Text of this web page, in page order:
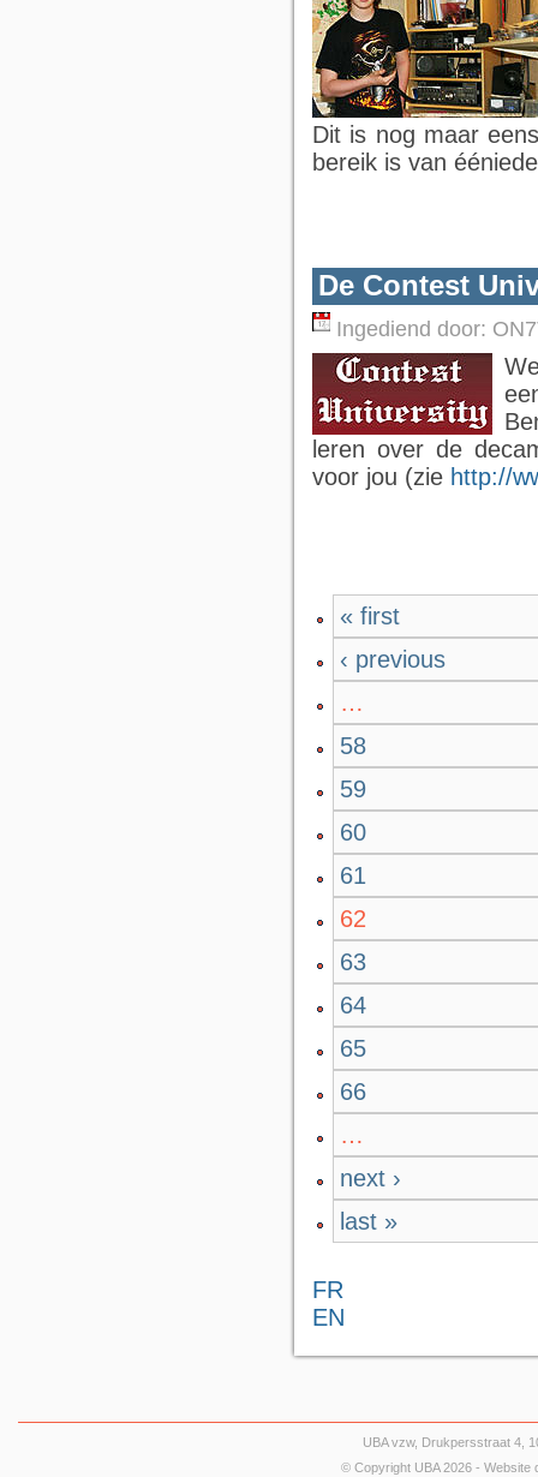
Dit is nog maar
bereik is van
De Contest
Ingediend door:
leren over de
voor jou (zie http://
« first
‹ previous
…
58
59
60
61
62
63
64
65
66
…
next ›
last »
FR
EN
UBA vzw, Drukpersstraat 4,
© Copyright UBA 2026 - Website